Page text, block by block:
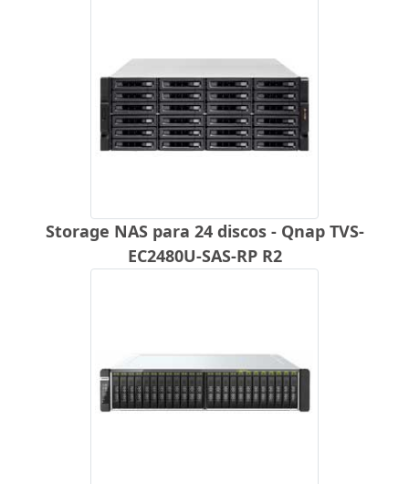
Storage NAS para 24 discos - Qnap TVS-
EC2480U-SAS-RP R2